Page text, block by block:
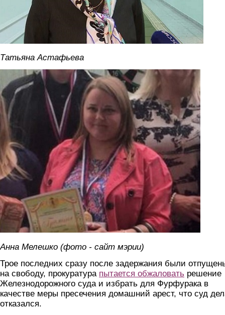
Татьяна Астафьева
meleshko.jpg
Анна Мелешко (фото - сайт мэрии)
Трое последних сразу после задержания были
на свободу, прокуратура пытается обжаловать решение
Железнодорожного суда и избрать для Фурфурака в
качестве меры пресечения домашний арест, что суд
отказался.